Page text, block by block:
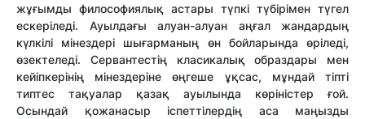
жұғымды философиялық астары түпкі түбірімен түгел
ескеріледі. Ауылдағы алуан-алуан аңғал жандардың
күлкілі мінездері шығарманың өн бойларында өріледі,
өзектеледі. Сервантестің класикалық образдары мен
кейіпкерінің мінездеріне өңгеше ұқсас, мұндай тіпті
типтес тақуалар қазақ ауылында көріністер ғой.
Осындай қожанасыр іспеттілердің аса маңызды